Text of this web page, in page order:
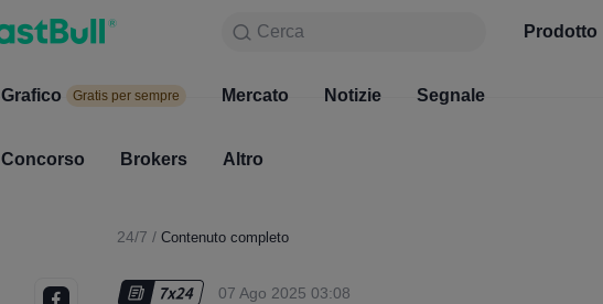
Cerca Prodotto
Grafico Gratis per sempre Mercato
Cerca
Prodotto
Grafico Gratis per sempre Mercato Notizie Segnale
Concorso Brokers Altro
24/7 / Contenuto completo
07 Ago 2025 03:08